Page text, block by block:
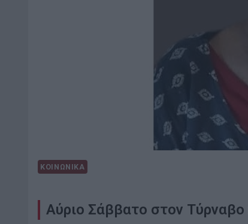
ΚΟΙΝΩΝΙΚΑ
Αύριο Σάββατο στον Τύρναβο